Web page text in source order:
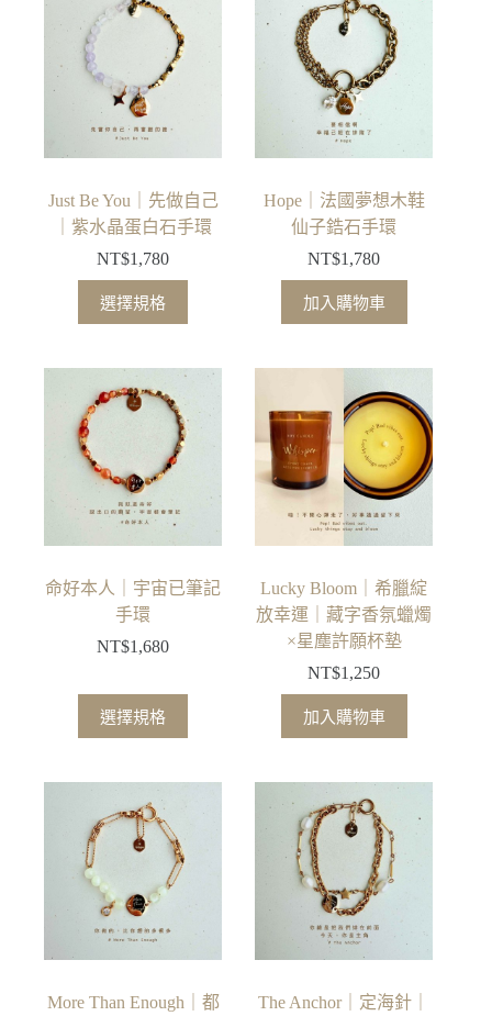
多
種
式。
可
在
品
頁
面
擇
選
Just Be You｜先做自己
｜紫水晶蛋白石手環
NT$1,780
選擇規格
此
產
有
多
式。
可
在
品
頁
面
選
項
Hope｜法國夢想木鞋
仙子鋯石手環
NT$1,780
加入購物車
命好本人｜宇宙已筆記
手環
NT$1,680
選擇規格
此
產
有
多
種
式。
可
在
品
Lucky Bloom｜希臘綻
放幸運｜藏字香氛蠟燭
×星塵許願杯墊
NT$1,250
加入購物車
More Than Enough｜都 The Anchor｜定海針｜